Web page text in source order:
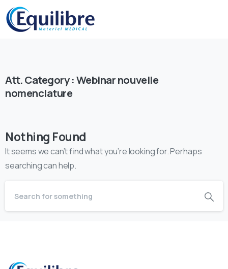
Att. Category :Webinar nouvelle
nomenclature
Nothing Found
It seems we can’t find what you’re looking for. Perhaps
searching can help.